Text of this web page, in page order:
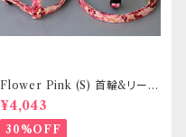
Flower Pink (S) 首輪&リード
セット _ 小型犬・小柄な中型犬
向き _ フントヒュッテオリジナル
¥4,043
30%OFF